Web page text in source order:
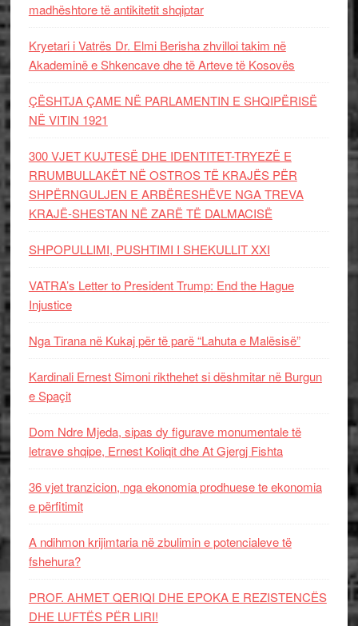
madhështore të antikitetit shqiptar
Kryetari i Vatrës Dr. Elmi Berisha zhvilloi takim në
Akademinë e Shkencave dhe të Arteve të Kosovës
ÇËSHTJA ÇAME NË PARLAMENTIN E SHQIPËRISË
NË VITIN 1921
300 VJET KUJTESË DHE IDENTITET-TRYEZË E
RRUMBULLAKËT NË OSTROS TË KRAJËS PËR
SHPËRNGULJEN E ARBËRESHËVE NGA TREVA
KRAJË-SHESTAN NË ZARË TË DALMACISË
SHPOPULLIMI, PUSHTIMI I SHEKULLIT XXI
VATRA’s Letter to President Trump: End the Hague
Injustice
Nga Tirana në Kukaj për të parë “Lahuta e Malësisë”
Kardinali Ernest Simoni rikthehet si dëshmitar në Burgun
e Spaçit
Dom Ndre Mjeda, sipas dy figurave monumentale të
letrave shqipe, Ernest Koliqit dhe At Gjergj Fishta
36 vjet tranzicion, nga ekonomia prodhuese te ekonomia
e përfitimit
A ndihmon krijimtaria në zbulimin e potencialeve të
fshehura?
PROF. AHMET QERIQI DHE EPOKA E REZISTENCЁS
DHE LUFTЁS PЁR LIRI!